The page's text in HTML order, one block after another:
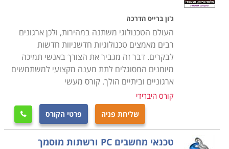
קורס טכנאי מחשבים אישיים ורשתות תקשורת
כוללים היכרות מעמיקה עם מבנה המחשב, סוגי מחשבים,
ציוד משלים, מערכות הפעלה, תחזוקה שוטפת, התקנה של
תוכנות וחומרות שונות, רשתות תקשורת, שדרוג תוכנות
וגרסאות, טיפול בתקלות ובכשלים מערכתיים ונושאים רבים
אחרים. הלימודים מתבצעים בדרך כלל במכללות מקצועיות
שלהן מעבדות מחשבים משוכללות כאשר במהלך הקורס
המשתתפים מתרגלים באופן מעשי את מה שלמדו ואת
העבודה שבה יעסקו בעתיד.
ג'ון ברייס הדרכה
העולם הטכנולוגי משתנה במהירות, ולכן ארגונים
רבים מאמצים טכנולוגיות חדשניוות חדשות
לבקרים. דבר זה מגביר את הצורך באנשי תמיכה
מיומנים המסוגלים לתת מענה מקצועי למשתמשים
ארגוניים וביתיים הולך. קורס מעשי
קורס היברידי
שליחת פניה פרטי הקורס 
טכנאי מחשבים PC ורשתות מוסמך